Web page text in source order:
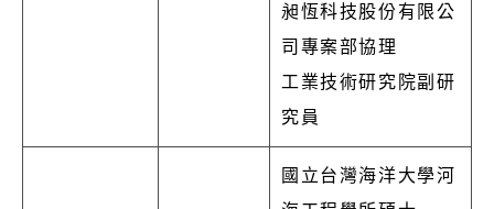
昶恆科技股份有限公
司專案部協理
工業技術研究院副研
究員
國立台灣海洋大學河